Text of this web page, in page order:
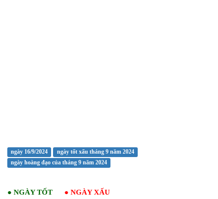
ngày 16/9/2024
ngày tốt xấu tháng 9 năm 2024
ngày hoàng đạo của tháng 9 năm 2024
● NGÀY TỐT ● NGÀY XẤU